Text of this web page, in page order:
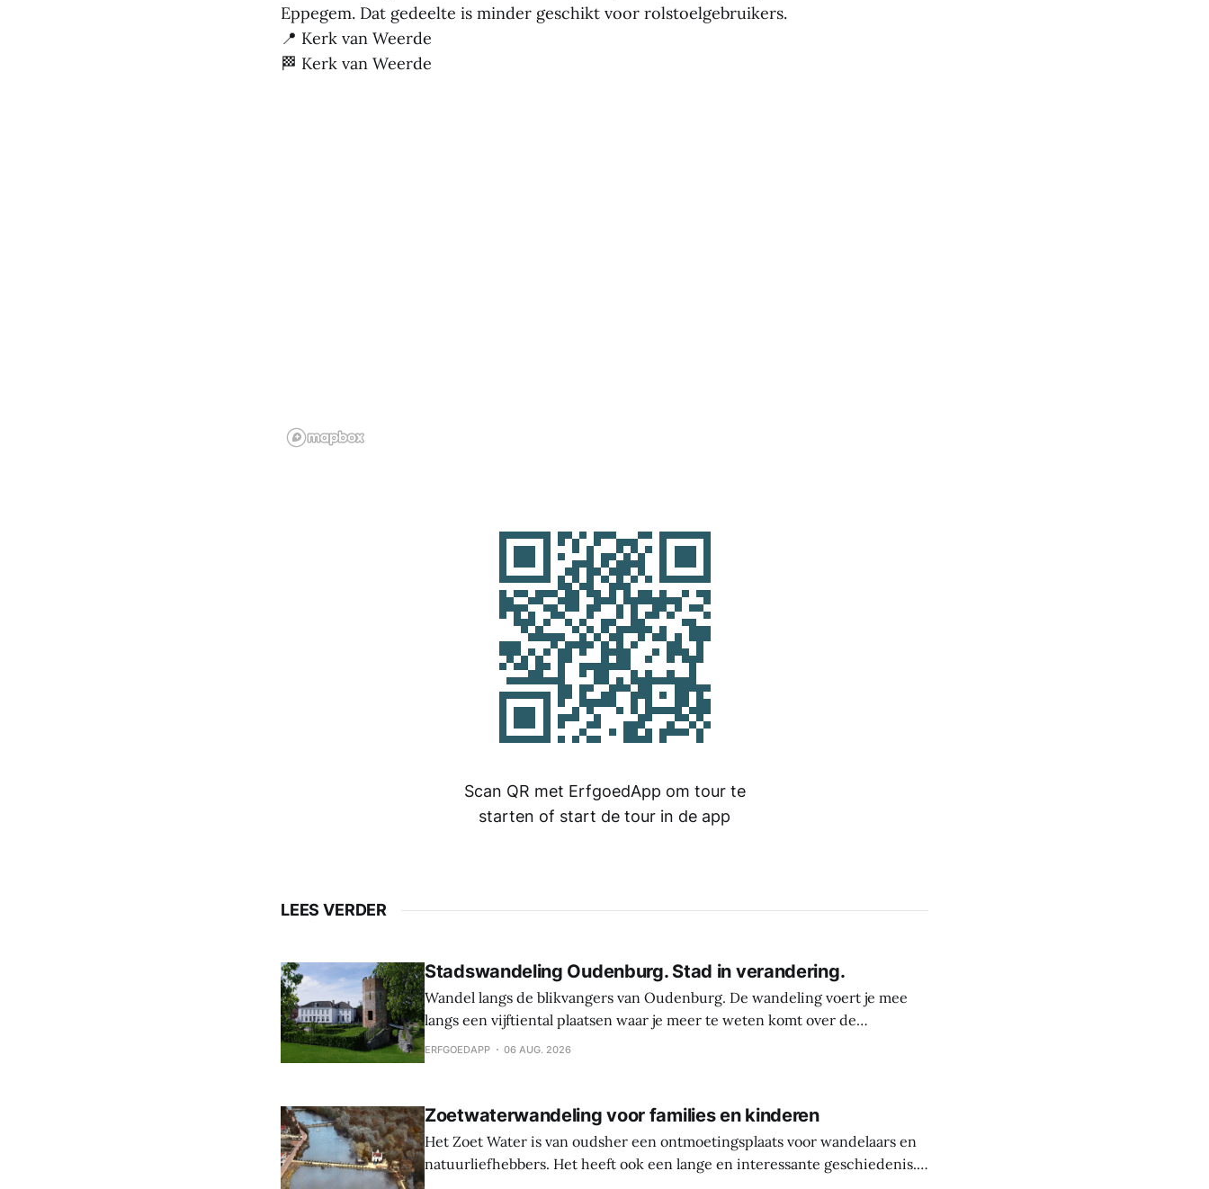
Eppegem. Dat gedeelte is minder geschikt voor rolstoelgebruikers.
📍 Kerk van Weerde
🏁 Kerk van Weerde
Scan QR met ErfgoedApp om tour te
starten of start de tour in de app
LEES VERDER
Stadswandeling Oudenburg. Stad in verandering.
Wandel langs de blikvangers van Oudenburg. De wandeling voert je mee
langs een vijftiental plaatsen waar je meer te weten komt over de
geschiedenis, weetjes en toekomstplannen van de bijzonderste plekken in
ERFGOEDAPP 06 AUG. 2026
Zoetwaterwandeling voor families en kinderen
Het Zoet Water is van oudsher een ontmoetingsplaats voor wandelaars en
natuurliefhebbers. Het heeft ook een lange en interessante geschiedenis.